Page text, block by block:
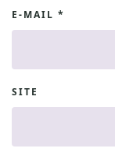
E-MAIL *
SITE